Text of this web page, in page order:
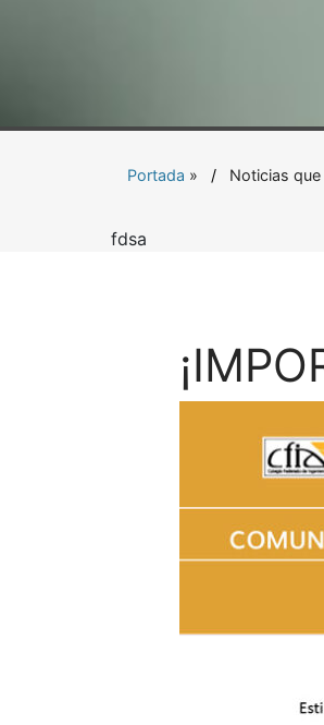
Portada » Noticias
fdsa